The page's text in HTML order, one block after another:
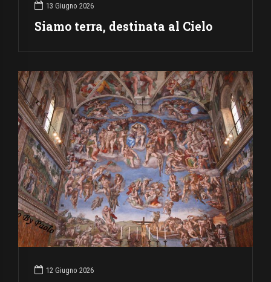
13 Giugno 2026
Siamo terra, destinata al Cielo
12 Giugno 2026